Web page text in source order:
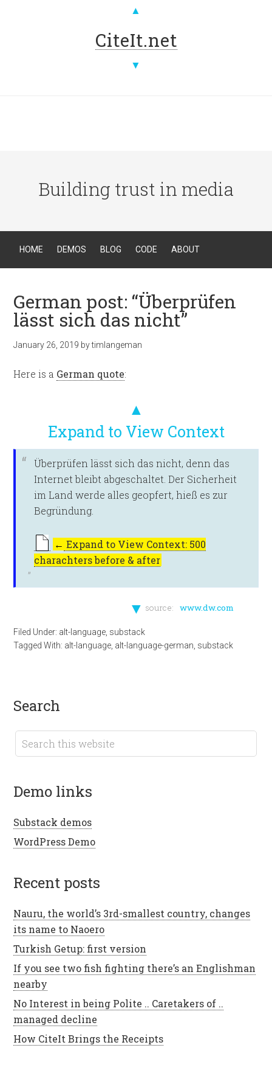
▲
CiteIt.net
▼
Building trust in media
HOME DEMOS BLOG CODE ABOUT
German post: “Überprüfen
lässt sich das nicht”
January 26, 2019 bytimlangeman
Here is a German quote:
▲
Expand to View Context
Überprüfen lässt sich das nicht, denn das
Internet bleibt abgeschaltet. Der Sicherheit
im Land werde alles geopfert, hieß es zur
Begründung.
← Expand to View Context: 500
charachters before & after
▼ source: www.dw.com
Filed Under: alt-language substack
Tagged With: alt-language alt-language-german substack
search
demo links
Substack demos
WordPress Demo
recent posts
Nauru, the world’s 3rd-smallest country, changes
its name to Naoero
Turkish Getup: first version
If you see two fish fighting there’s an Englishman
nearby
No Interest in being Polite .. Caretakers of ..
managed decline
How CiteIt Brings the Receipts